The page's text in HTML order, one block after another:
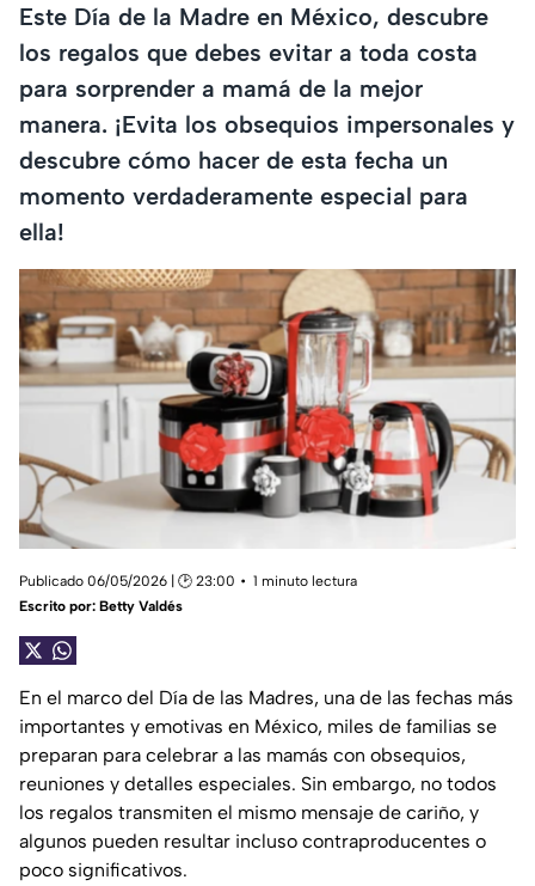
Este Día de la Madre en México, descubre
los regalos que debes evitar a toda costa
para sorprender a mamá de la mejor
manera. ¡Evita los obsequios impersonales y
descubre cómo hacer de esta fecha un
momento verdaderamente especial para
ella!
Publicado 06/05/2026 | 🕑 23:00
1 minuto lectura
Escrito por: Betty Valdés
En el marco del Día de las Madres, una de las fechas más
importantes y emotivas en México, miles de familias se
preparan para celebrar a las mamás con obsequios,
reuniones y detalles especiales. Sin embargo, no todos
los regalos transmiten el mismo mensaje de cariño, y
algunos pueden resultar incluso contraproducentes o
poco significativos.